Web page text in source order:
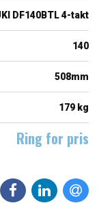
DF140BTL 4-takt
140
508mm
179 kg
Ring for pris